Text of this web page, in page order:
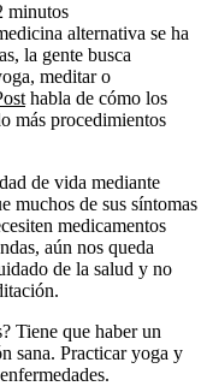
minutos
alternativa se ha
la gente busca
meditar o
habla de cómo los
más procedimientos
de vida mediante
muchos de sus síntomas
medicamentos
aún nos queda
de la salud y no
Tiene que haber un
sana. Practicar yoga y